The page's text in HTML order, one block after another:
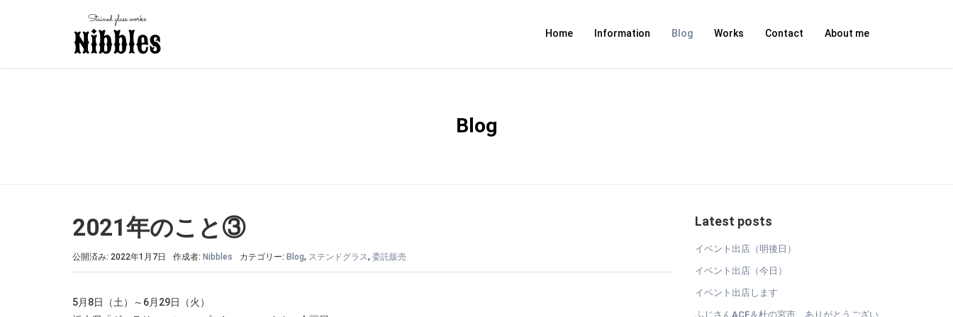
Home Information Blog Works Contact About me
Blog
2021年のこと③
公開済み: 2022年1月7日 作成者: Nibbles カテゴリー: Blog, ステンドグラス, 委託販売
5月8日（土）～6月29日（火）
Latest posts
イベント出店（明後日）
イベント出店（今日）
イベント出店します
ふじさんACF＆杜の宮市、ありがとうござい